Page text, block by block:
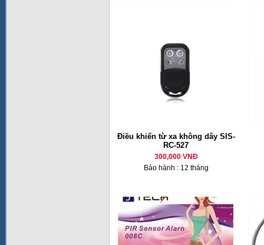
Điều khiển từ xa không dây SIS-
RC-527
300,000 VNĐ
Bảo hành : 12 tháng